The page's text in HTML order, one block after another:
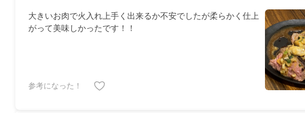
大きいお肉で火入れ上手く出来るか不安でしたが柔らかく仕上
がって美味しかったです！！
参考になった！